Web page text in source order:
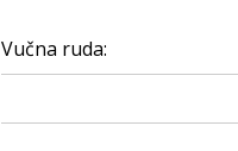
Vučna ruda: